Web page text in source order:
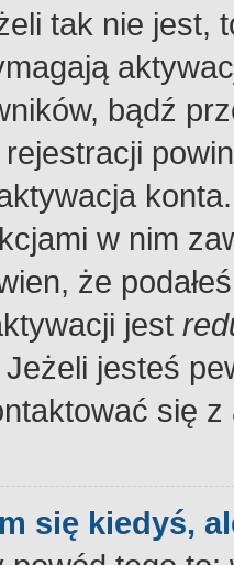
tak nie jest,
bądź
w nim
że
jest
jesteś
się
się kiedyś,